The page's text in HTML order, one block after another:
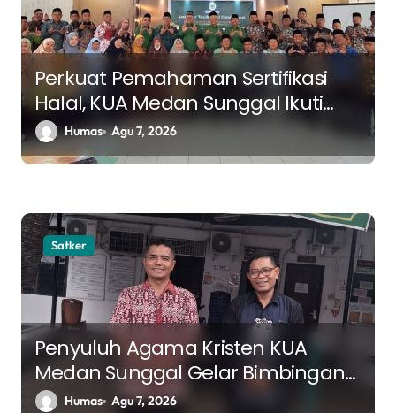
p
o
s Perkuat Pemahaman Sertifikasi
Halal, KUA Medan Sunggal Ikuti
Sosialisasi Bidang Halal MUI Sumut
Humas Agu 7, 2026
Satker
Penyuluh Agama Kristen KUA
Medan Sunggal Gelar Bimbingan
Rohani di RSJ Bina Karsa Medan
Humas Agu 7, 2026